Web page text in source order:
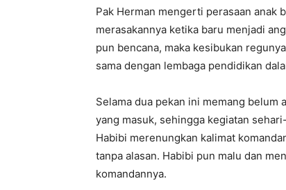
Pak Herman mengerti perasaan anak
merasakannya ketika baru menjadi
pun bencana, maka kesibukan
sama dengan lembaga pendidikan
Selama dua pekan ini memang belum
yang masuk, sehingga kegiatan
Habibi merenungkan kalimat
tanpa alasan. Habibi pun malu dan
komandannya.